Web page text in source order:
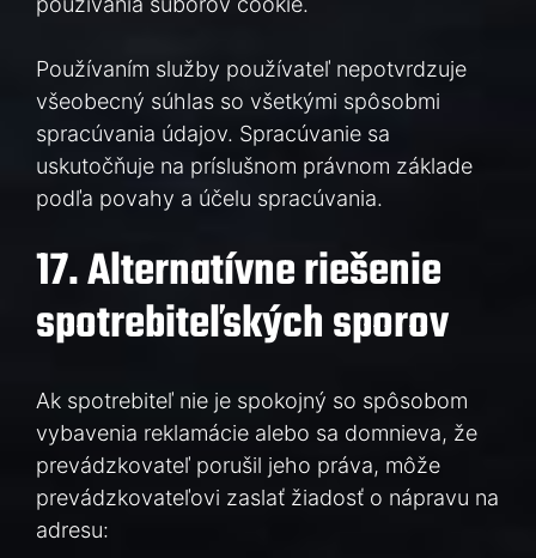
Používaním služby používateľ nepotvrdzuje
všeobecný súhlas so všetkými spôsobmi
spracúvania údajov. Spracúvanie sa
uskutočňuje na príslušnom právnom základe
podľa povahy a účelu spracúvania.
17. Alternatívne riešenie
spotrebiteľských sporov
Ak spotrebiteľ nie je spokojný so spôsobom
vybavenia reklamácie alebo sa domnieva, že
prevádzkovateľ porušil jeho práva, môže
prevádzkovateľovi zaslať žiadosť o nápravu na
adresu: